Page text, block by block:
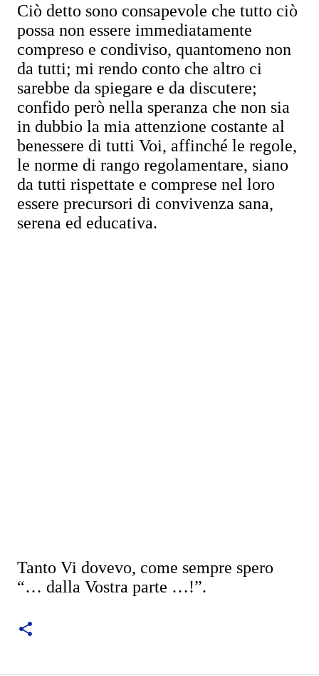
Ciò detto sono consapevole che tutto ciò
possa non essere immediatamente
compreso e condiviso, quantomeno non
da tutti; mi rendo conto che altro ci
sarebbe da spiegare e da discutere;
confido però nella speranza che non sia
in dubbio la mia attenzione costante al
benessere di tutti Voi, affinché le regole,
le norme di rango regolamentare, siano
da tutti rispettate e comprese nel loro
essere precursori di convivenza sana,
serena ed educativa.
Tanto Vi dovevo, come sempre spero
“… dalla Vostra parte …!”.